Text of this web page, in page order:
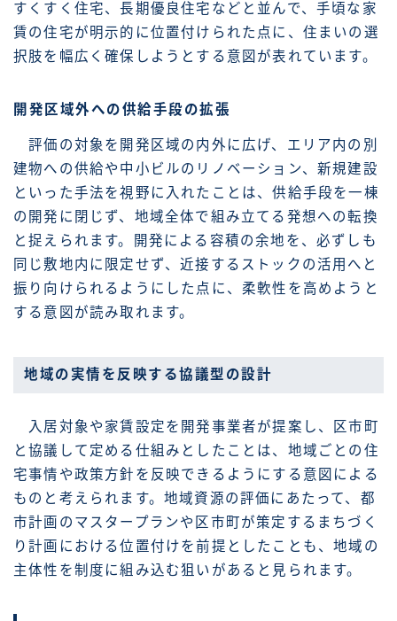
すくすく住宅、長期優良住宅などと並んで、手頃な家
賃の住宅が明示的に位置付けられた点に、住まいの選
択肢を幅広く確保しようとする意図が表れています。
開発区域外への供給手段の拡張
評価の対象を開発区域の内外に広げ、エリア内の別
建物への供給や中小ビルのリノベーション、新規建設
といった手法を視野に入れたことは、供給手段を一棟
の開発に閉じず、地域全体で組み立てる発想への転換
と捉えられます。開発による容積の余地を、必ずしも
同じ敷地内に限定せず、近接するストックの活用へと
振り向けられるようにした点に、柔軟性を高めようと
する意図が読み取れます。
地域の実情を反映する協議型の設計
入居対象や家賃設定を開発事業者が提案し、区市町
と協議して定める仕組みとしたことは、地域ごとの住
宅事情や政策方針を反映できるようにする意図による
ものと考えられます。地域資源の評価にあたって、都
市計画のマスタープランや区市町が策定するまちづく
り計画における位置付けを前提としたことも、地域の
主体性を制度に組み込む狙いがあると見られます。